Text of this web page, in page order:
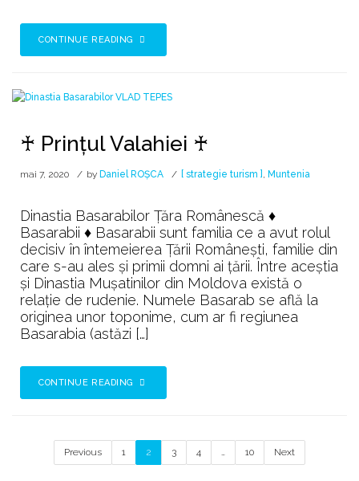
CONTINUE READING
♰ Prințul Valahiei ♰
mai 7, 2020 by Daniel ROȘCA [ strategie turism ] , Muntenia
Dinastia Basarabilor Țăra Românescă ♦
Basarabii ♦ Basarabii sunt familia ce a avut rolul
decisiv în întemeierea Țării Românești, familie din
care s-au ales și primii domni ai țării. Între aceștia
și Dinastia Mușatinilor din Moldova există o
relație de rudenie. Numele Basarab se află la
originea unor toponime, cum ar fi regiunea
Basarabia (astăzi […]
CONTINUE READING
Previous 1 2 3 4 … 10 Next